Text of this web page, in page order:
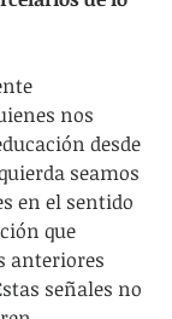
nos
desde
seamos
en el sentido
que
anteriores
señales no